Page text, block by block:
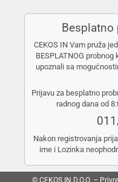
Besplatno
CEKOS IN Vam pruža
BESPLATNOG
upoznali sa
Prijavu za besplatno
radnog dana od
Nakon registrovanja
ime i Lozinka
© CEKOS IN D.O.O. –